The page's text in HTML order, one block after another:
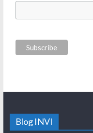
Blog INVI